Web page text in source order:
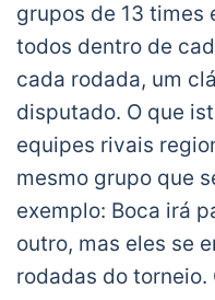
grupos de 13 times
todos dentro de
cada rodada, um
disputado. O que
equipes rivais
mesmo grupo que
exemplo: Boca irá
outro, mas eles se
rodadas do